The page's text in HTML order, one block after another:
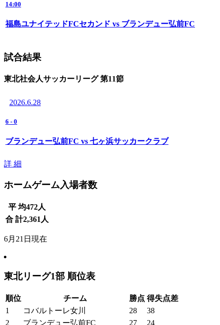
14:00
福島ユナイテッドFCセカンド vs ブランデュー弘前FC
試合結果
東北社会人サッカーリーグ 第11節
2026.6.28
6 - 0
ブランデュー弘前FC vs 七ヶ浜サッカークラブ
詳 細
ホームゲーム入場者数
平 均472人
合 計2,361 人
6月21日現在
東北リーグ1部 順位表
順位 チーム 勝点 得失点差
1
コバルトーレ女川 28
38
2
ブランデュー弘前FC 27
24